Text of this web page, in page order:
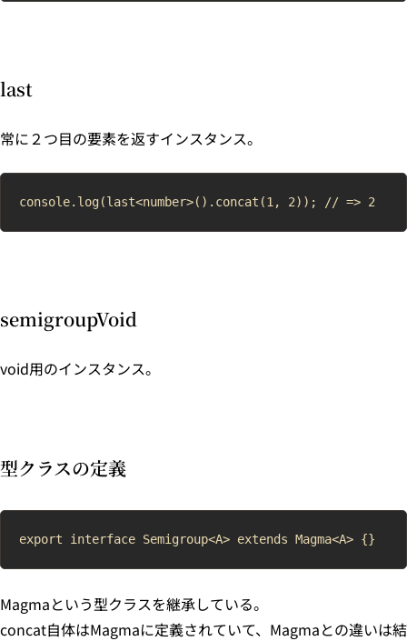
last
常に２つ目の要素を返すインスタンス。
semigroupVoid
void用のインスタンス。
型クラスの定義
Magmaという型クラスを継承している。
concat自体はMagmaに定義されていて、Magmaとの違いは結